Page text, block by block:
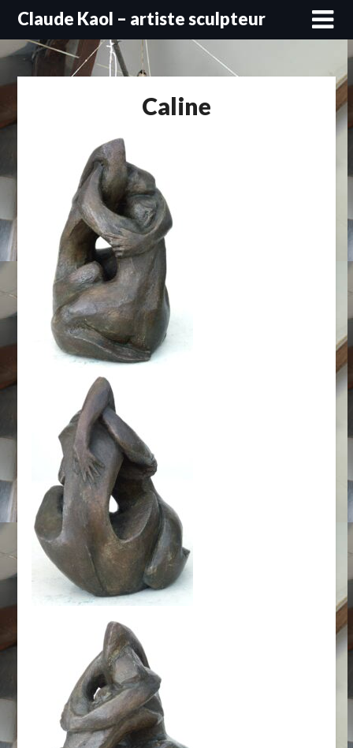
Skip
content
Claude Kaol – artiste sculpteur
Caline